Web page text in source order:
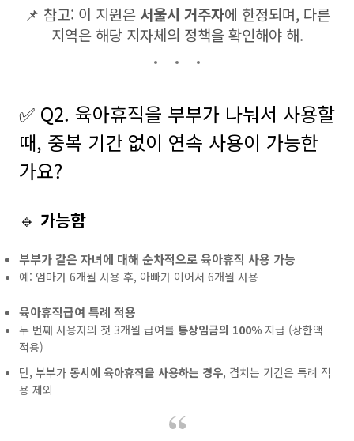
📌 참고: 이 지원은 서울시 거주자에 한정되며, 다른
지역은 해당 지자체의 정책을 확인해야 해.
✅ Q2. 육아휴직을 부부가 나눠서 사용할
때, 중복 기간 없이 연속 사용이 가능한
가요?
🔹 가능함
부부가 같은 자녀에 대해 순차적으로 육아휴직 사용 가능
예: 엄마가 6개월 사용 후, 아빠가 이어서 6개월 사용
육아휴직급여 특례 적용
두 번째 사용자의 첫 3개월 급여를 통상임금의 100% 지급 (상한액
적용)
단, 부부가 동시에 육아휴직을 사용하는 경우, 겹치는 기간은 특례 적
용 제외